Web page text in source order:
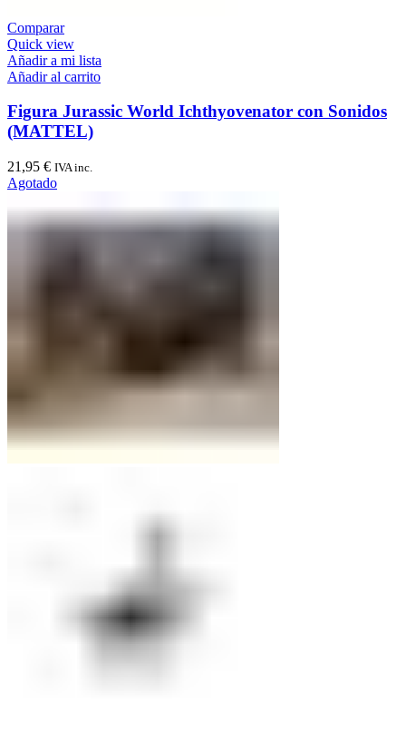
Comparar
Quick view
Añadir a mi lista
Añadir al carrito
Figura Jurassic World Ichthyovenator con Sonidos
(MATTEL)
21,95 € IVA inc.
Agotado